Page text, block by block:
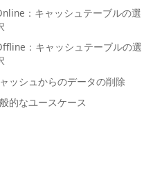
：キャッシュテーブルの選
：キャッシュテーブルの選
ッシュからのデータの削除
的なユースケース